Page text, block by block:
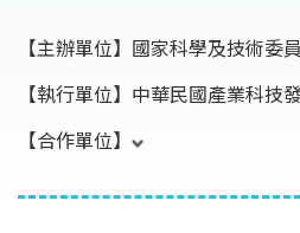
【主辦單位】 國家科學及技術委
【執行單位】 中華民國產業科技
【合作單位】